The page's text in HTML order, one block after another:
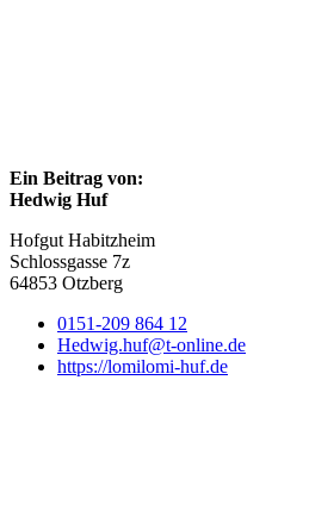
Ein Beitrag von:
Hedwig Huf
Hofgut Habitzheim
Schlossgasse 7z
64853 Otzberg
0151-209 864 12
Hedwig.huf@t-online.de
https://lomilomi-huf.de